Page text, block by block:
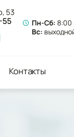
53
55 Пн-Сб: 8:00
Вс:
Контакты